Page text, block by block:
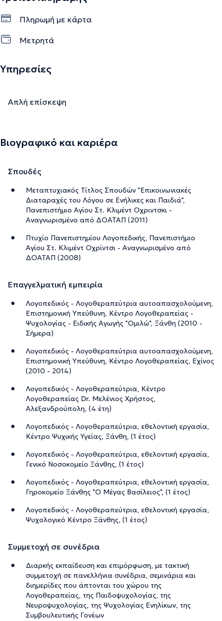
επαληθευμένες πληροφορίες.
Πληρωμή με κάρτα
Μετρητά
Υπηρεσίες
Απλή επίσκεψη
Βιογραφικό και καριέρα
Σπουδές
Μεταπτυχιακός Τίτλος Σπουδών "Επικοινωνιακές
Διαταραχές του Λόγου σε Ενήλικες και Παιδιά",
Πανεπιστήμιο Αγίου Στ. Κλιμέντ Οχριντσκι -
Αναγνωρισμένο από ΔΟΑΤΑΠ (2011)
Πτυχίο Πανεπιστημίου Λογοπεδικής, Πανεπιστήμιο
Αγίου Στ. Κλιμέντ Οχρίντσι - Αναγνωρισμένο από
ΔΟΑΤΑΠ (2008)
Επαγγελματική εμπειρία
Λογοπεδικός - Λογοθεραπεύτρια αυτοαπασχολούμενη,
Επιστημονική Υπεύθυνη, Κέντρο Λογοθεραπείας -
Ψυχολογίας - Ειδικής Αγωγής "Ομιλώ", Ξάνθη (2010 -
Σήμερα)
Λογοπεδικός - Λογοθεραπεύτρια αυτοαπασχολούμενη,
Επιστημονική Υπεύθυνη, Κέντρο Λογοθεραπείας, Εχίνος
(2010 - 2014)
Λογοπεδικός - Λογοθεραπεύτρια, Κέντρο
Λογοθεραπείας Dr. Μελένιος Χρήστος,
Αλεξανδρούπολη, (4 έτη)
Λογοπεδικός - Λογοθεραπεύτρια, εθελοντική εργασία,
Κέντρο Ψυχικής Υγείας, Ξάνθη, (1 έτος)
Λογοπεδικός - Λογοθεραπεύτρια, εθελοντική εργασία,
Γενικό Νοσοκομείο Ξάνθης, (1 έτος)
Λογοπεδικός - Λογοθεραπεύτρια, εθελοντική εργασία,
Γηροκομείο Ξάνθης "Ο Μέγας Βασίλειος", (1 έτος)
Λογοπεδικός - Λογοθεραπεύτρια, εθελοντική εργασία,
Ψυχολογικό Κέντρο Ξάνθης, (1 έτος)
Συμμετοχή σε συνέδρια
Διαρκής εκπαίδευση και επιμόρφωση, με τακτική
συμμετοχή σε πανελλήνια συνέδρια, σεμινάρια και
διημερίδες που άπτονται του χώρου της
Λογοθεραπείας, της Παιδοψυχολογίας, της
Νευροψυχολογίας, της Ψυχολογίας Ενηλίκων, της
Συμβουλευτικής Γονέων